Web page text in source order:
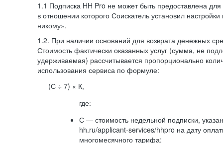
1.1 Подписка HH Pro не может быть предоставлена
в отношении которого Соискатель установил
никому».
1.2. При наличии оснований для возврата денежных
Стоимость фактически оказанных услуг (сумма, не
удерживаемая) рассчитывается пропорционально
использования сервиса по формуле:
(С ÷ 7) × К,
где:
С — стоимость недельной подписки,
hh.ru/applicant-services/hhpro на дату
многомесячного тарифа;